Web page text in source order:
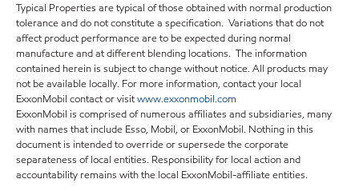
Typical Properties are typical of those obtained with normal production
tolerance and do not constitute a specification. Variations that do not
affect product performance are to be expected during normal
manufacture and at different blending locations. The information
contained herein is subject to change without notice. All products may
not be available locally. For more information, contact your local
ExxonMobil contact or visitwww.exxonmobil.com
ExxonMobil is comprised of numerous affiliates and subsidiaries, many
with names that include Esso, Mobil, or ExxonMobil. Nothing in this
document is intended to override or supersede the corporate
separateness of local entities. Responsibility for local action and
accountability remains with the local ExxonMobil-affiliate entities.